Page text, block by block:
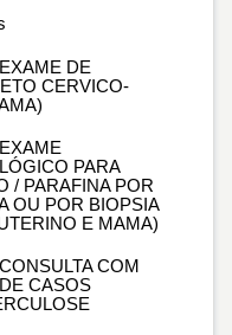
DE
CERVICO-
PARA
/ PARAFINA POR
OU POR BIOPSIA
E MAMA)
COM
CASOS